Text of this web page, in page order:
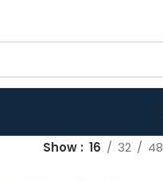
Show 16 32 48